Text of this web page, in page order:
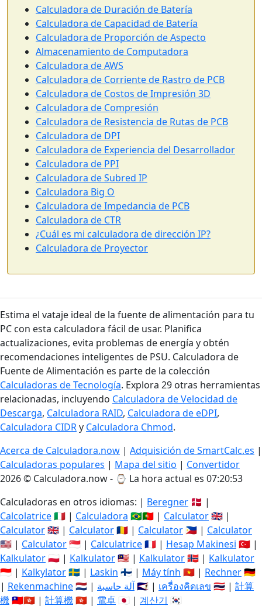
Calculadora de Duración de Batería
Calculadora de Capacidad de Batería
Calculadora de Proporción de Aspecto
Almacenamiento de Computadora
Calculadora de AWS
Calculadora de Corriente de Rastro de PCB
Calculadora de Costos de Impresión 3D
Calculadora de Compresión
Calculadora de Resistencia de Rutas de PCB
Calculadora de DPI
Calculadora de Experiencia del Desarrollador
Calculadora de PPI
Calculadora de Subred IP
Calculadora Big O
Calculadora de Impedancia de PCB
Calculadora de CTR
¿Cuál es mi calculadora de dirección IP?
Calculadora de Proyector
Estima el vataje ideal de la fuente de alimentación para tu
PC con esta calculadora fácil de usar. Planifica
actualizaciones, evita problemas de energía y obtén
recomendaciones inteligentes de PSU. Calculadora de
Fuente de Alimentación es parte de la colección
Calculadoras de Tecnología. Explora 29 otras herramientas
relacionadas, incluyendo Calculadora de Velocidad de
Descarga, Calculadora RAID, Calculadora de eDPI,
Calculadora CIDRy Calculadora Chmod.
Acerca de Calculadora.now | Adquisición de SmartCalc.es |
Calculadoras populares | Mapa del sitio | Convertidor
2026 © Calculadora.now - ⌚ La hora actual es 07:20:54
Calculadoras en otros idiomas: | Beregner 🇩🇰 |
Calcolatrice🇮🇹 | Calculadora 🇧🇷🇵🇹 | Calculator🇬🇧 |
Calculator🇬🇧 | Calculator🇷🇴 | Calculator 🇵🇭 | Calculator
🇺🇸 | Calculator🇸🇬 | Calculatrice🇫🇷 | Hesap Makinesi 🇹🇷 |
Kalkulator🇵🇱 | Kalkulator🇲🇾 | Kalkulator🇳🇴 | Kalkulator
🇮🇩 | Kalkylator🇸🇪 | Laskin 🇫🇮 | Máy tính 🇻🇳 | Rechner🇩🇪
| Rekenmachine🇳🇱 | آلة حاسبة🇸🇦 | เครื่องคิดเลข 🇹🇭 | 計算
機🇹🇼🇭🇰 | 計算機🇭🇰 | 電卓 🇯🇵 | 계산기 🇰🇷